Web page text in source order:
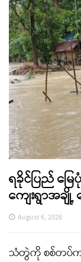
ရခိုင်ပြည် မ
ကျေးရွာအချို့
August 6, 2026
သံတွဲကို စစ်တပ်က